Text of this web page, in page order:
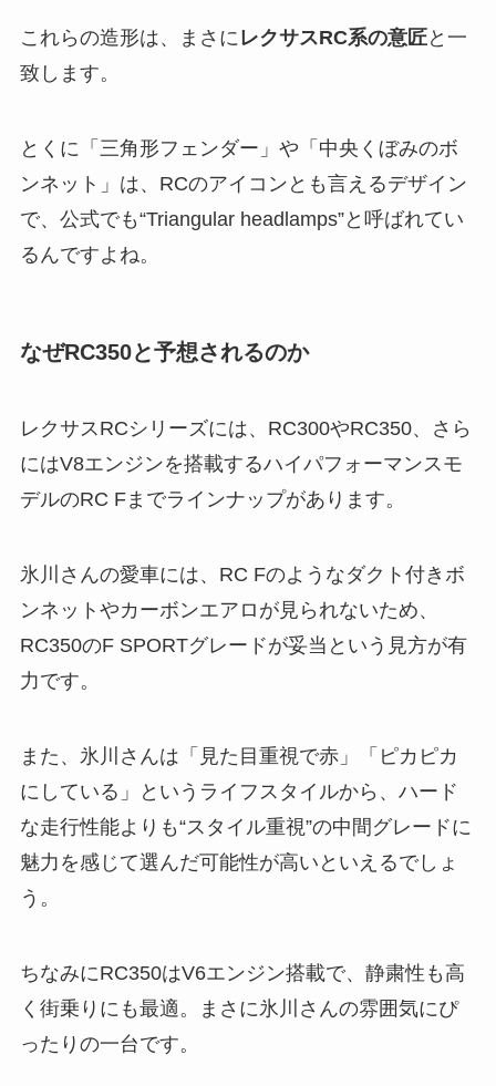
これらの造形は、まさに レクサスRC系の意匠と一
致します。
とくに「三角形フェンダー」や「中央くぼみのボ
ンネット」は、RCのアイコンとも言えるデザイン
で、公式でも“Triangular headlamps”と呼ばれてい
るんですよね。
なぜRC350と予想されるのか
レクサスRCシリーズには、RC300やRC350、さら
にはV8エンジンを搭載するハイパフォーマンスモ
デルのRC Fまでラインナップがあります。
氷川さんの愛車には、RC Fのようなダクト付きボ
ンネットやカーボンエアロが見られないため、
RC350のF SPORTグレードが妥当という見方が有
力です。
また、氷川さんは「見た目重視で赤」「ピカピカ
にしている」というライフスタイルから、ハード
な走行性能よりも“スタイル重視”の中間グレードに
魅力を感じて選んだ可能性が高いといえるでしょ
う。
ちなみにRC350はV6エンジン搭載で、静粛性も高
く街乗りにも最適。まさに氷川さんの雰囲気にぴ
ったりの一台です。